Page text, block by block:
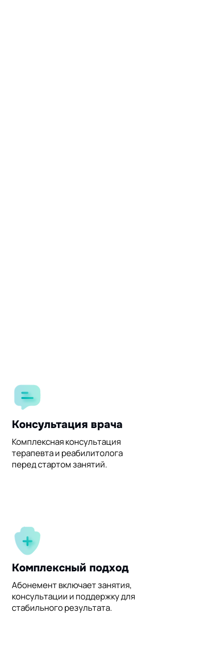
Консультация врача
Комплексная консультация
терапевта и реабилитолога
перед стартом занятий.
Комплексный подход
Абонемент включает занятия,
консультации и поддержку для
стабильного результата.